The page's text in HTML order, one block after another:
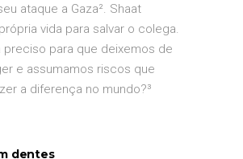
ataque a Gaza². Shaat
vida para salvar o colega.
preciso para que deixemos de
e assumamos riscos que
a diferença no mundo?³
dentes